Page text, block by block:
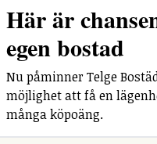
Här är
egen bostad
Nu påminner Telge
möjlighet att få en
många köpoäng.